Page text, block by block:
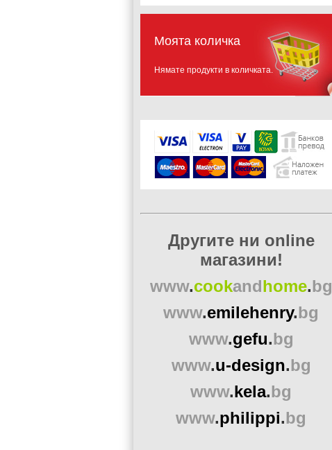
Моята количка
Нямате продукти в количката.
Другите ни online
магазини!
www.cookandhome.bg
www.emilehenry.bg
www.gefu.bg
www.u-design.bg
www.kela.bg
www.philippi.bg